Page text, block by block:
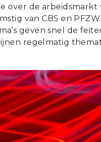
over de
van CBS en
geven snel de
regelmatig